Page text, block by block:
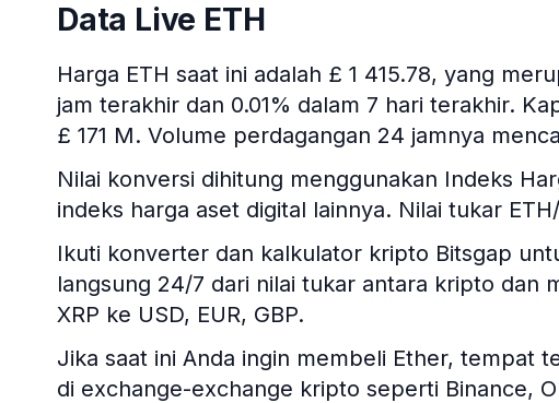
Data Live ETH
Harga ETH saat ini adalah £ 1 415.78, yang
jam terakhir dan 0.01% dalam 7 hari terakhir.
£ 171 M. Volume perdagangan 24 jamnya
Nilai konversi dihitung menggunakan Indeks
indeks harga aset digital lainnya. Nilai tukar
Ikuti konverter dan kalkulator kripto Bitsgap
langsung 24/7 dari nilai tukar antara kripto dan
XRP ke USD, EUR, GBP.
Jika saat ini Anda ingin membeli Ether, tempat
di exchange-exchange kripto seperti Binance,